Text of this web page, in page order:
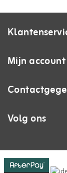
Mijn account
Volg ons